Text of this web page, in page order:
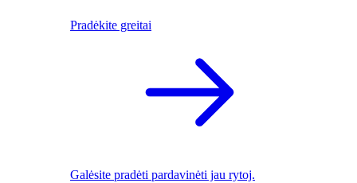
Pradėkite greitai
Galėsite pradėti pardavinėti jau rytoj.